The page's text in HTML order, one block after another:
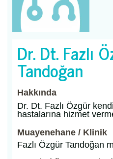
Dr. Dt. Fazlı
Tandoğan
Hakkında
Dr. Dt. Fazlı Özgür
hastalarına hizmet
Muayenehane / Klinik
Fazlı Özgür Tandoğan